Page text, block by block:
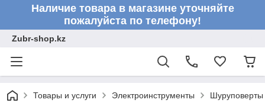
Наличие товара в магазине уточняйте
пожалуйста по телефону!
Zubr-shop.kz
Товары и услуги Электроинструменты Шуруповерты